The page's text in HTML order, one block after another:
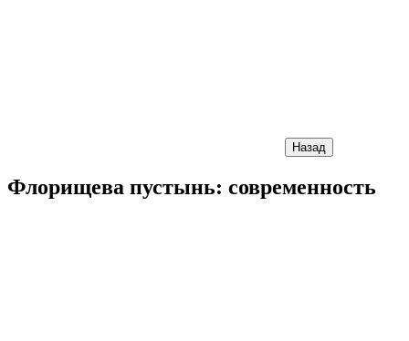
Назад
Флорищева пустынь: современность